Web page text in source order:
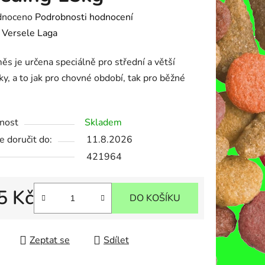
Podrobnosti hodnocení
Versele Laga
je určena speciálně pro střední a větší
a to jak pro chovné období, tak pro běžné
Skladem
doručit do:
11.8.2026
421964
Kč DO KOŠÍKU
Zeptat se Sdílet